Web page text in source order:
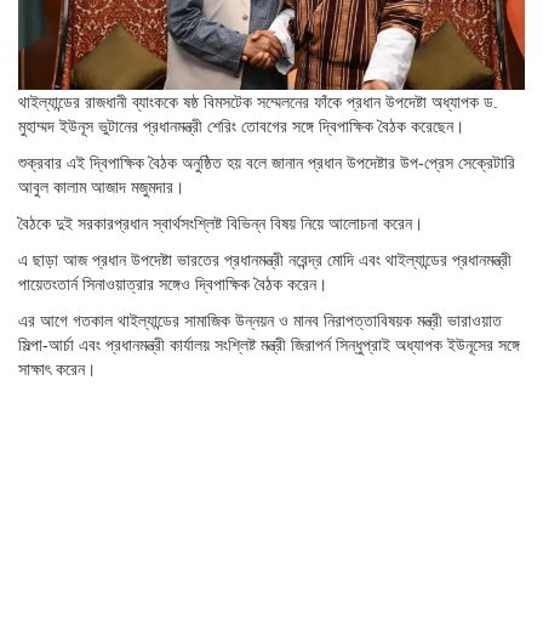
থাইল্যান্ডের রাজধানী ব্যাংককে ষষ্ঠ বিমসটেক সম্মেলনের ফাঁকে প্রধান উপদেষ্টা অধ্যাপক ড.
মুহাম্মদ ইউনূস ভুটানের প্রধানমন্ত্রী শেরিং তোবগের সঙ্গে দ্বিপাক্ষিক বৈঠক করেছেন।
শুক্রবার এই দ্বিপাক্ষিক বৈঠক অনুষ্ঠিত হয় বলে জানান প্রধান উপদেষ্টার উপ-প্রেস সেক্রেটারি
আবুল কালাম আজাদ মজুমদার।
বৈঠকে দুই সরকারপ্রধান স্বার্থসংশ্লিষ্ট বিভিন্ন বিষয় নিয়ে আলোচনা করেন।
এ ছাড়া আজ প্রধান উপদেষ্টা ভারতের প্রধানমন্ত্রী নরেন্দ্র মোদি এবং থাইল্যান্ডের প্রধানমন্ত্রী
পায়েতংতার্ন সিনাওয়াত্রার সঙ্গেও দ্বিপাক্ষিক বৈঠক করেন।
এর আগে গতকাল থাইল্যান্ডের সামাজিক উন্নয়ন ও মানব নিরাপত্তাবিষয়ক মন্ত্রী ভারাওয়াত
সিল্পা-আর্চা এবং প্রধানমন্ত্রী কার্যালয় সংশ্লিষ্ট মন্ত্রী জিরাপর্ন সিন্ধুপ্রাই অধ্যাপক ইউনূসের সঙ্গে
সাক্ষাৎ করেন।